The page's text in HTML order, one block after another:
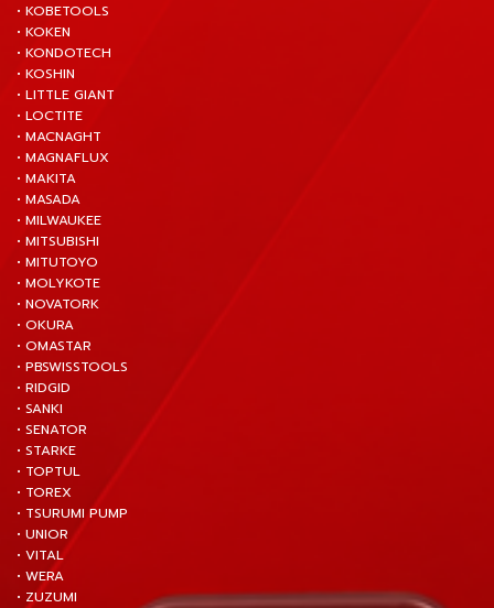
• KOBETOOLS
• KOKEN
• KONDOTECH
• KOSHIN
• LITTLE GIANT
• LOCTITE
• MACNAGHT
• MAGNAFLUX
• MAKITA
• MASADA
• MILWAUKEE
• MITSUBISHI
• MITUTOYO
• MOLYKOTE
• NOVATORK
• OKURA
• OMASTAR
• PBSWISSTOOLS
• RIDGID
• SANKI
• SENATOR
• STARKE
• TOPTUL
• TOREX
• TSURUMI PUMP
• UNIOR
• VITAL
• WERA
• ZUZUMI